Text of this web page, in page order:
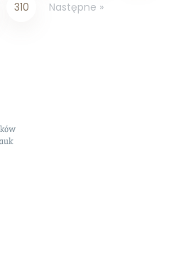
310 Następne »